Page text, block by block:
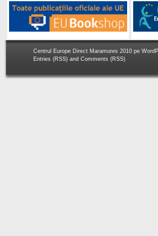
Centrul Europe Direct Maramures 2010 pe
Entries (RSS) and Comments (RSS)